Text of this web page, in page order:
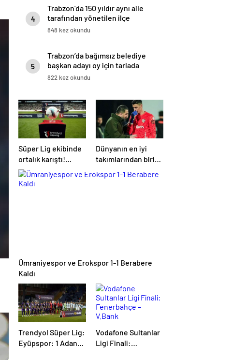
4
Trabzon’da 150 yıldır aynı aile
tarafından yönetilen ilçe
görenleri şaşırtıyor
848 kez okundu
5
Trabzon’da bağımsız belediye
başkan adayı oy için tarlada
belleme yapıyor
822 kez okundu
Süper Lig ekibinde
ortalık karıştı!
Başkan daha fazla
dayanamadı
Dünyanın en iyi
takımlarından biri
Berke Özer için
İstanbul’da
Ümraniyespor ve Erokspor 1-1 Berabere
Kaldı
Trendyol Süper Lig:
Eyüpspor: 1 Adana
Vodafone Sultanlar
Ligi Finali: